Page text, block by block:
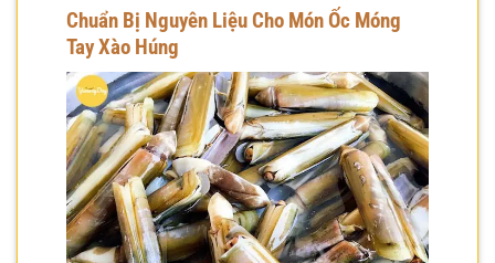
Chuẩn Bị Nguyên Liệu Cho Món Ốc Móng
Tay Xào Húng